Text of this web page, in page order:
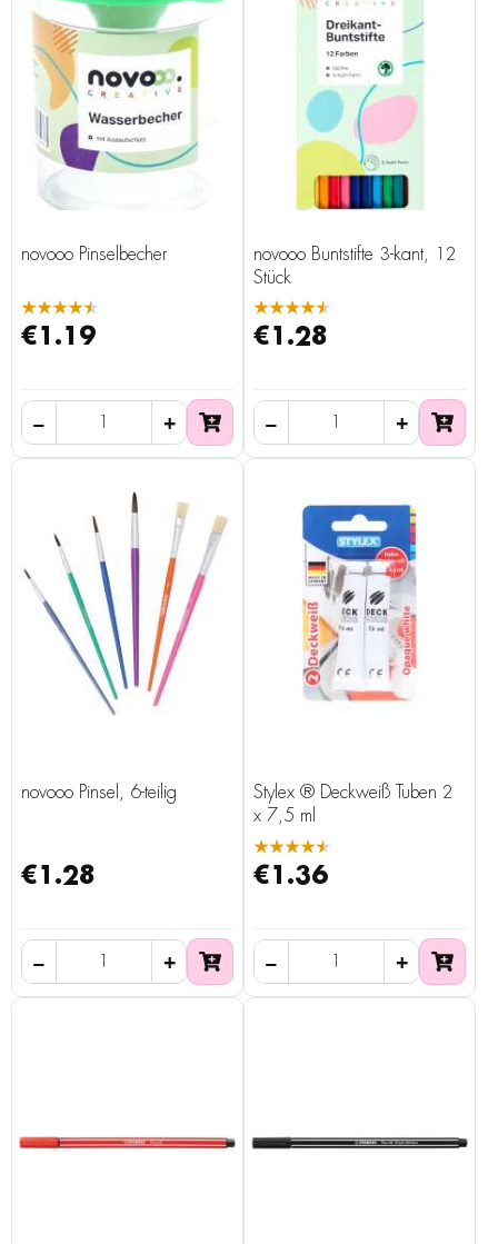
novooo Pinselbecher
★★★★★
€1.19
novooo Buntstifte 3-kant, 12
Stück
★★★★★
€1.28
novooo Pinsel, 6-teilig
€1.28
Stylex ® Deckweiß Tuben 2
x 7,5 ml
★★★★★
€1.36